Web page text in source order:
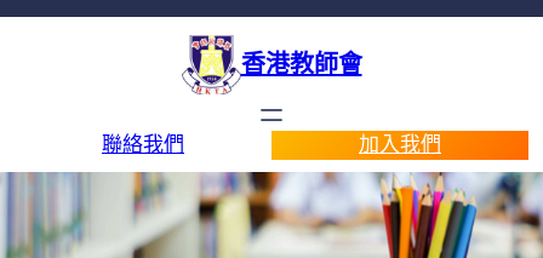
香港教師會
聯絡我們 加入我們